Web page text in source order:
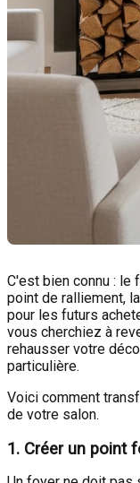
C'est bien connu :
point de ralliement,
pour les futurs
vous cherchiez à
rehausser votre
particulière.
Voici comment
de votre salon.
1. Créer un point